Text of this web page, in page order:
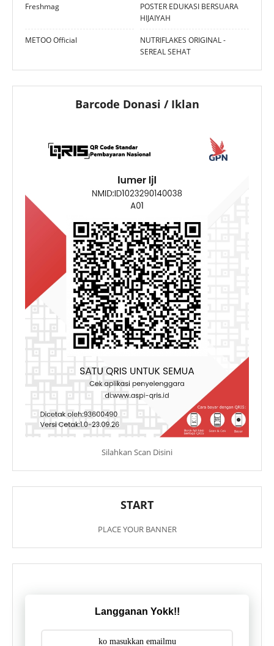
Freshmag
POSTER EDUKASI BERSUARA
HIJAIYAH
METOO Official
NUTRIFLAKES ORIGINAL -
SEREAL SEHAT
Barcode Donasi / Iklan
Silahkan Scan Disini
START
PLACE YOUR BANNER
Langganan Yokk!!